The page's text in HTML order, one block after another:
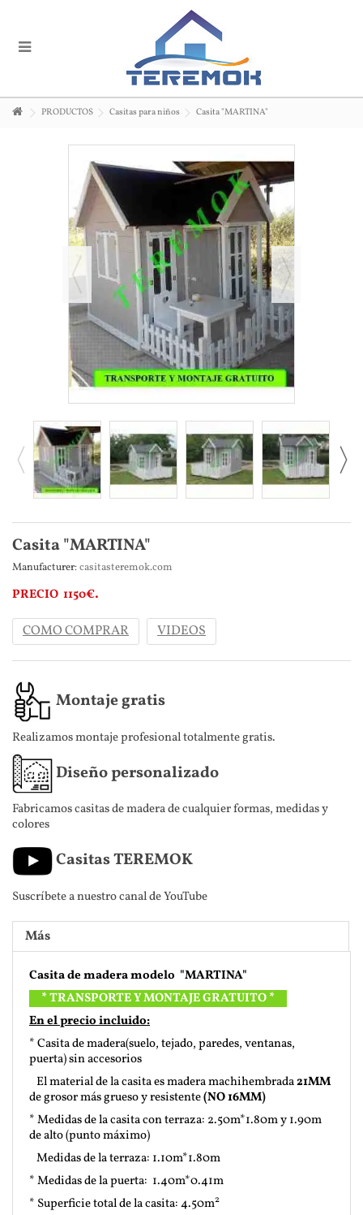
PRODUCTOS Casitas para niños Casita "MARTINA"
Casita "MARTINA"
Manufacturer:casitasteremok.com
PRECIO 1150€.
COMO COMPRAR VIDEOS
Montaje gratis
Realizamos montaje profesional totalmente gratis.
Diseño personalizado
Fabricamos casitas de madera de cualquier formas, medidas y
colores
Casitas TEREMOK
Suscríbete a nuestro canal de YouTube
Más
Casita de madera modelo "MARTINA"
* TRANSPORTE Y MONTAJE GRATUITO *
En el precio incluido:
*Casita de madera(suelo, tejado, paredes, ventanas,
puerta) sin accesorios
El material de la casita es madera machihembrada21MM
de grosor más grueso y resistente(NO 16MM)
* Medidas de la casita con terraza: 2.50m*1.80m y 1.90m
de alto (punto máximo)
Medidas de la terraza: 1.10m*1.80m
* Medidas de la puerta: 1.40m*0.41m
* Superficie total de la casita: 4.50m2